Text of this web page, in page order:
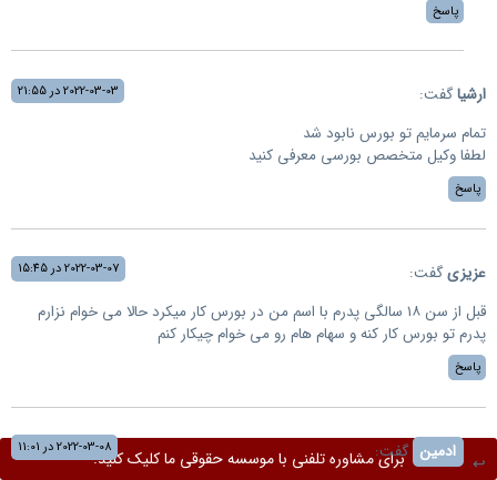
برای مشاوره تلفنی با موسسه حقوقی ما کلیک کنید.
پاسخ
ارشیاگفت: 2022-03-03 در 21:55
تمام سرمایم تو بورس نابود شد
لطفا وکیل متخصص بورسی معرفی کنید
پاسخ
عزیزیگفت: 2022-03-07 در 15:45
قبل از سن ۱۸ سالگی پدرم با اسم من در بورس کار میکرد حالا می خوام نزارم
پدرم تو بورس کار کنه و سهام هام رو می خوام چیکار کنم
پاسخ
ادمین گفت: 2022-03-08 در 11:01